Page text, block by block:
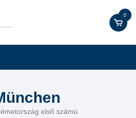
0
első számú